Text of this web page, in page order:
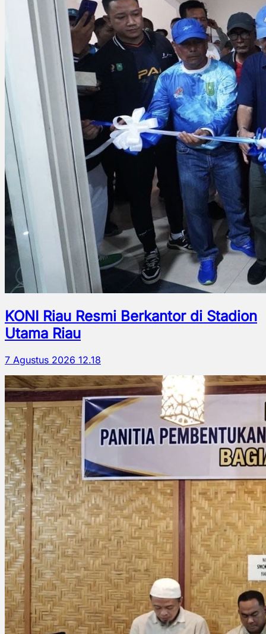
KONI Riau Resmi Berkantor di Stadion
Utama Riau
7 Agustus 2026 12.18